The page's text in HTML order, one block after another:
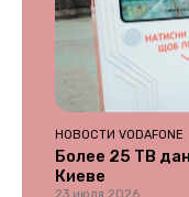
НОВОСТИ VODAFONE
Более 25 ТВ
Киеве